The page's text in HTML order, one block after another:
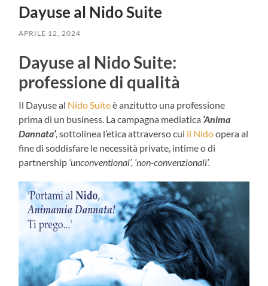
Dayuse al Nido Suite
APRILE 12, 2024
Dayuse al Nido Suite:
professione di qualità
Il Dayuse al Nido Suiteè anzitutto una professione
prima di un business. La campagna mediatica ‘Anima
Dannata’, sottolinea l’etica attraverso cui il Nidoopera al
fine di soddisfare le necessità private, intime o di
partnership ‘unconventional’, ‘non-convenzionali’.